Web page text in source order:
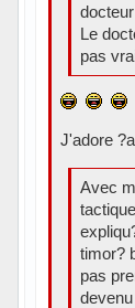
Le
pas
J'adore
Avec
timor?
pas